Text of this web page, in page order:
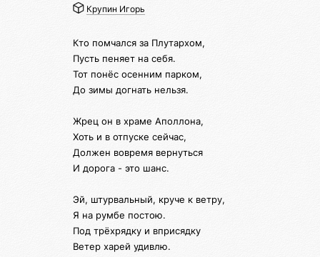
Крупин Игорь
Кто помчался за Плутархом,
Пусть пеняет на себя.
Тот понёс осенним парком,
До зимы догнать нельзя.
Жрец он в храме Аполлона,
Хоть и в отпуске сейчас,
Должен вовремя вернуться
И дорога - это шанс.
Эй, штурвальный, круче к ветру,
Я на румбе постою.
Под трёхрядку и вприсядку
Ветер харей удивлю.